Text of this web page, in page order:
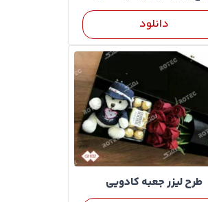
دانلود
طرح لیزر جعبه کادویی